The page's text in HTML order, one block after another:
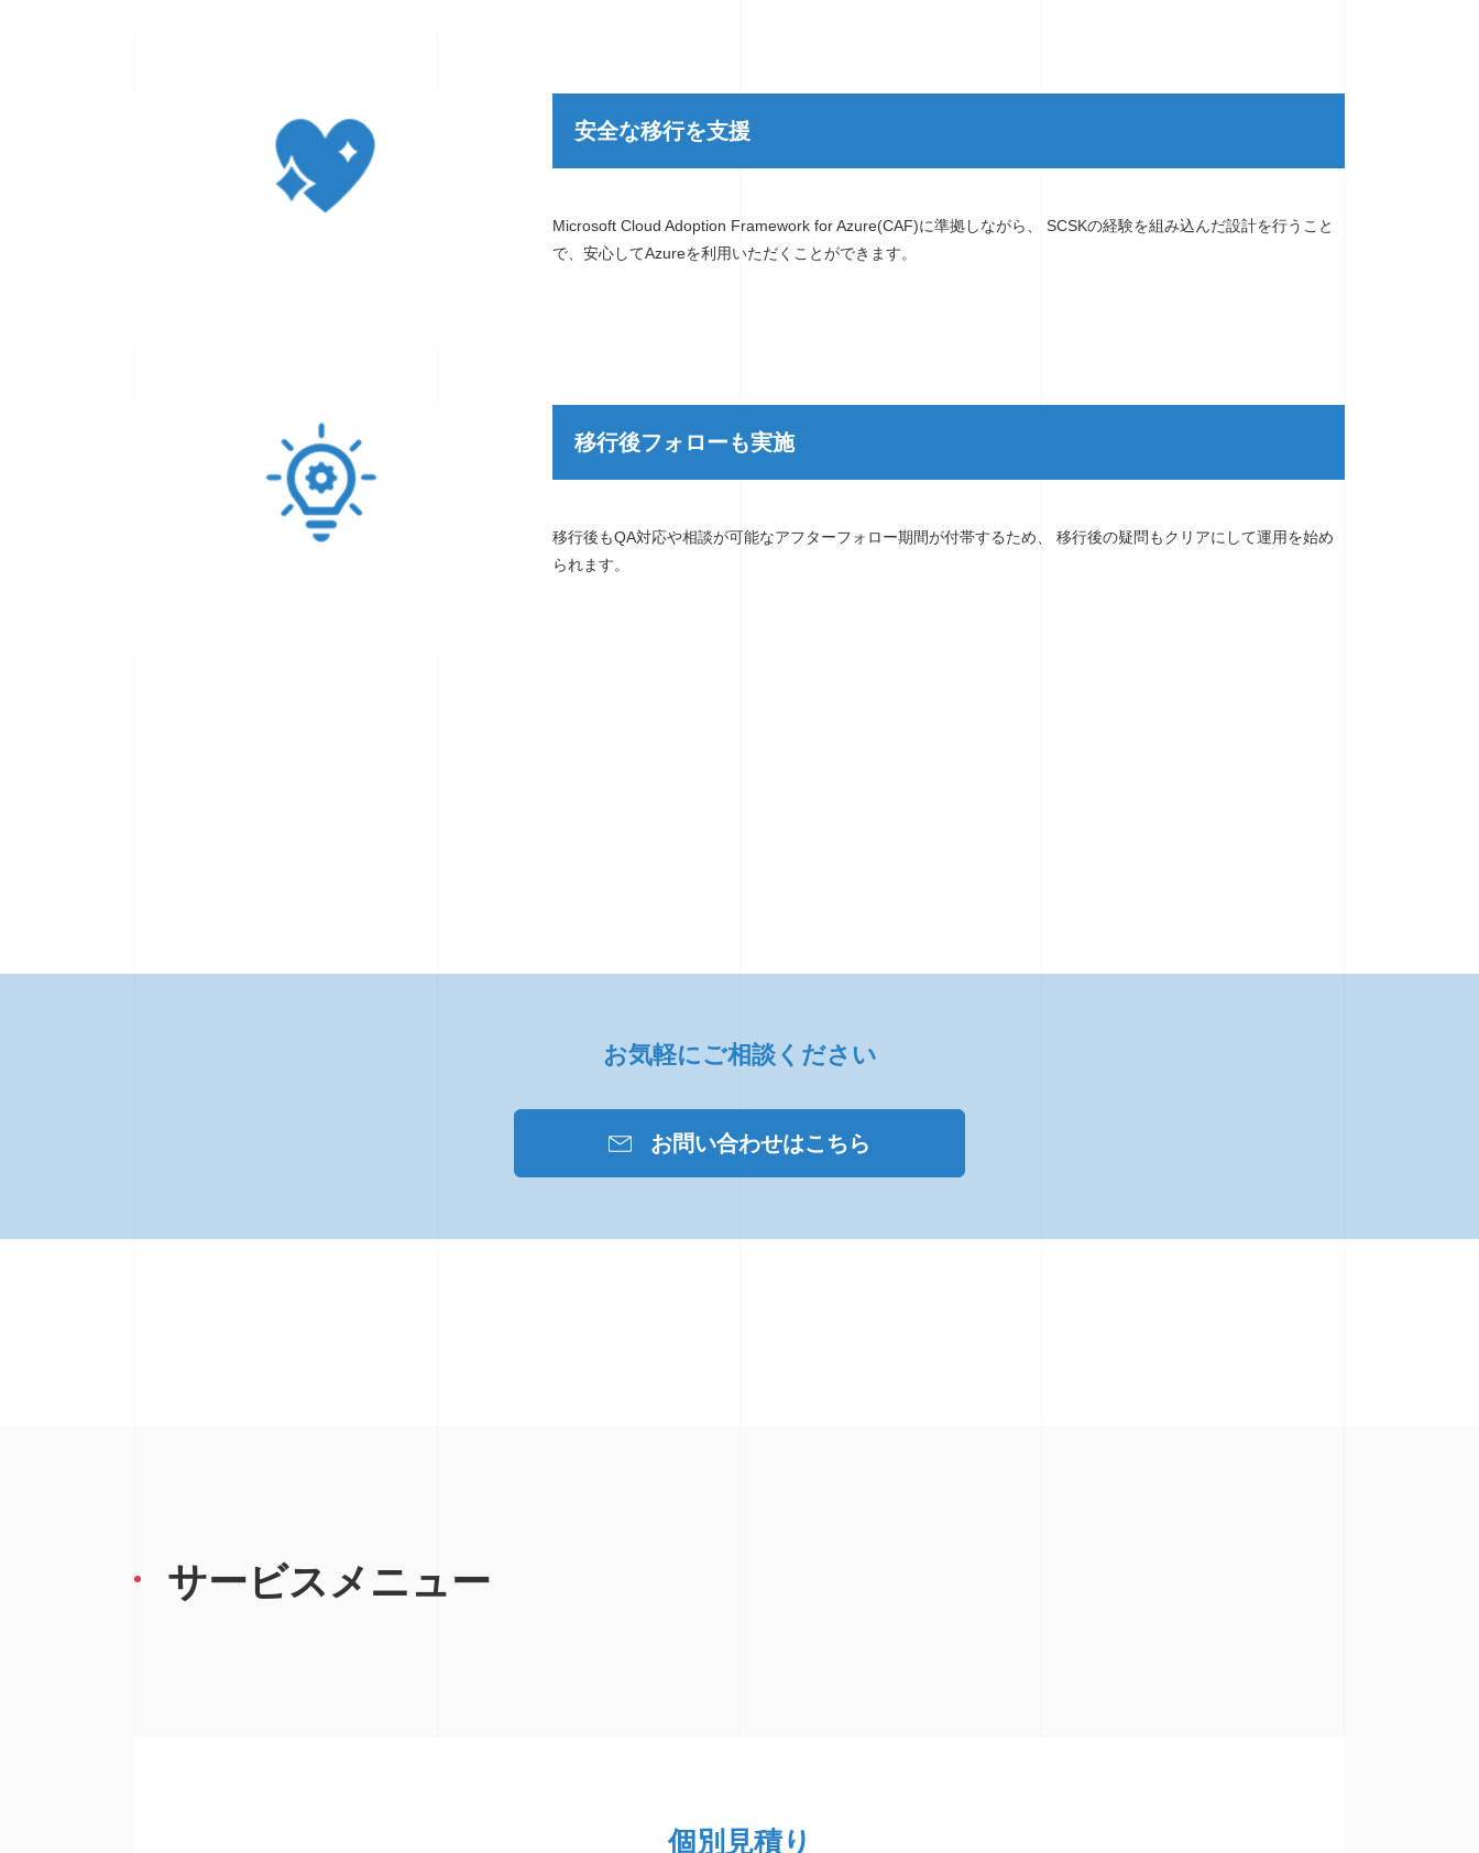
安全な移行を支援
Microsoft Cloud Adoption Framework for Azure(CAF)に準拠しながら、 SCSKの経験を組み込んだ設計を行うこと
で、安心してAzureを利用いただくことができます。
移行後フォローも実施
移行後もQA対応や相談が可能なアフターフォロー期間が付帯するため、 移行後の疑問もクリアにして運用を始め
られます。
お気軽にご相談ください
お問い合わせはこちら
サービスメニュー
個別見積り